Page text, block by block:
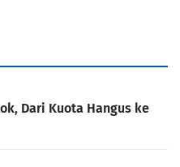
Dari Kuota Hangus ke